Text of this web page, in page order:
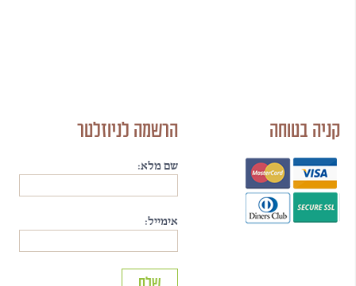
קניה בטוחה הרשמה לניוזלטר
שם מלא:
אימייל: